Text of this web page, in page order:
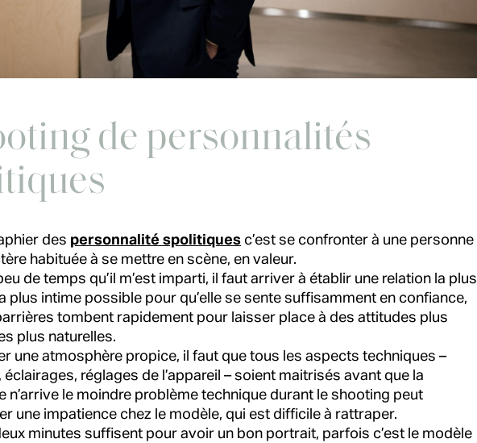
de personnalités
des personnalité spolitiques c’est se confronter à une personne
habituée à se mettre en scène, en valeur.
de temps qu’il m’est imparti, il faut arriver à établir une relation la plus
plus intime possible pour qu’elle se sente suffisamment en confiance,
tombent rapidement pour laisser place à des attitudes plus
plus naturelles.
une atmosphère propice, il faut que tous les aspects techniques –
éclairages, réglages de l’appareil – soient maitrisés avant que la
n’arrive le moindre problème technique durant le shooting peut
une impatience chez le modèle, qui est difficile à rattraper.
minutes suffisent pour avoir un bon portrait, parfois c’est le modèle